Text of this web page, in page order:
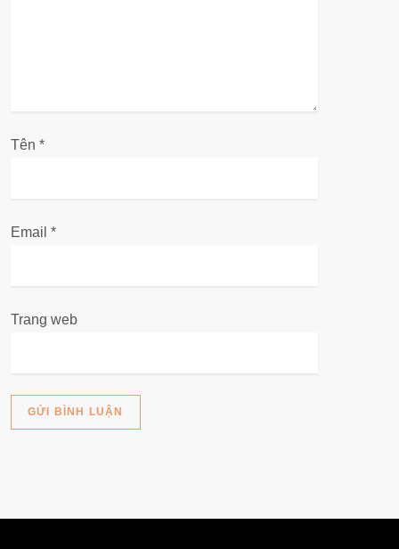
Tên *
Email *
Trang web